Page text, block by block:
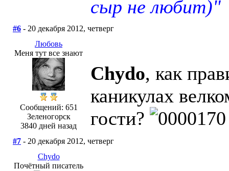
сыр не любит)"
#6 - 20 декабря 2012, четверг
Любовь
Меня тут все знают
Сообщений: 651
Зеленогорск
3840 дней назад
Chydo, как
каникулах
гости?
#7 - 20 декабря 2012, четверг
Chydo
Почётный писатель